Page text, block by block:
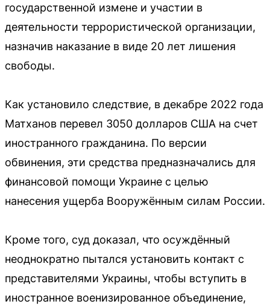
государственной измене и участии в
деятельности террористической организации,
назначив наказание в виде 20 лет лишения
свободы.
Как установило следствие, в декабре 2022 года
Матханов перевел 3050 долларов США на счет
иностранного гражданина. По версии
обвинения, эти средства предназначались для
финансовой помощи Украине с целью
нанесения ущерба Вооружённым силам России.
Кроме того, суд доказал, что осуждённый
неоднократно пытался установить контакт с
представителями Украины, чтобы вступить в
иностранное военизированное объединение,